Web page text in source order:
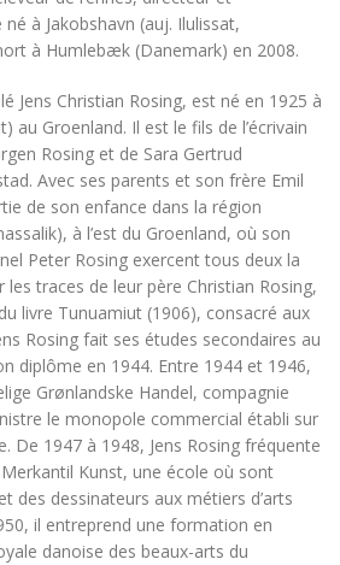
à Jakobshavn (auj. Ilulissat,
à Humlebæk (Danemark) en 2008.
Jens Christian Rosing, est né en 1925 à
au Groenland. Il est le fils de l’écrivain
Rosing et de Sara Gertrud
Avec ses parents et son frère Emil
de son enfance dans la région
à l’est du Groenland, où son
Peter Rosing exercent tous deux la
traces de leur père Christian Rosing,
livre Tunuamiut (1906), consacré aux
Rosing fait ses études secondaires au
diplôme en 1944. Entre 1944 et 1946,
Grønlandske Handel, compagnie
le monopole commercial établi sur
De 1947 à 1948, Jens Rosing fréquente
Kunst, une école où sont
des dessinateurs aux métiers d’arts
il entreprend une formation en
danoise des beaux-arts du